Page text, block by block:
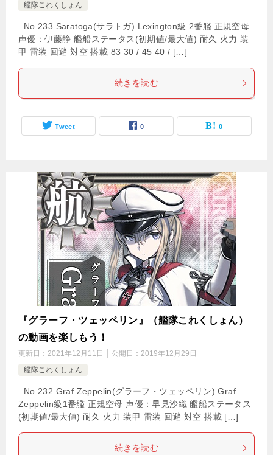
艦隊これくしょん
No.233 Saratoga(サラトガ) Lexington級 2番艦 正規空母
声優：伊藤静 艦船ステータス(初期値/最大値) 耐久 火力 装
甲 雷装 回避 対空 搭載 83 30 / 45 40 / […]
続きを読む
Tweet 0 0
『グラーフ・ツェッペリン』（艦隊これくしょん）
の動画を楽しもう！
更新日： 2021年12月11日 公開日： 2019年12月29日
艦隊これくしょん
No.232 Graf Zeppelin(グラーフ・ツェッペリン) Graf
Zeppelin級1番艦 正規空母 声優：早見沙織 艦船ステータス
(初期値/最大値) 耐久 火力 装甲 雷装 回避 対空 搭載 […]
続きを読む